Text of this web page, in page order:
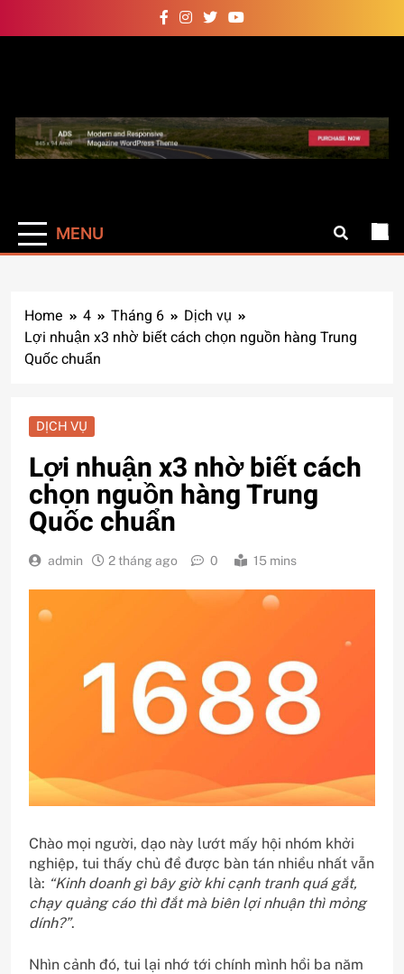
to
Auto Pro
hơn
MENU
Home 4 Tháng 6
Dịch vụ
Lợi nhuận x3 nhờ biết cách chọn nguồn hàng Trung
Quốc chuẩn
DỊCH VỤ
Lợi nhuận x3 nhờ biết cách
chọn nguồn hàng Trung
Quốc chuẩn
admin 2 tháng ago 0 15 mins
Chào mọi người, dạo này lướt mấy hội nhóm khởi
nghiệp, tui thấy chủ đề được bàn tán nhiều nhất vẫn
là: “Kinh doanh gì bây giờ khi cạnh tranh quá gắt,
chạy quảng cáo thì đắt mà biên lợi nhuận thì mỏng
dính?”.
Nhìn cảnh đó, tui lại nhớ tới chính mình hồi ba năm